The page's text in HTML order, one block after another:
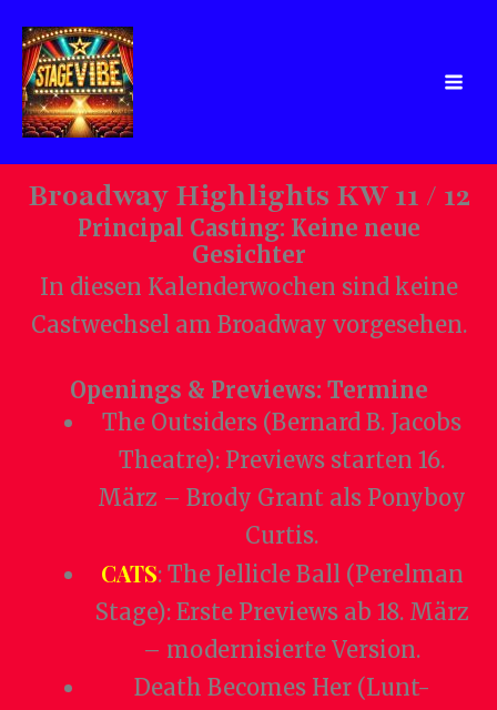
Inhalt
springen
Broadway Highlights KW 11 / 12
Principal Casting: Keine neue
Gesichter
In diesen Kalenderwochen sind keine
Castwechsel am Broadway vorgesehen.
Openings & Previews: Termine
The Outsiders (Bernard B. Jacobs
Theatre): Previews starten 16.
März – Brody Grant als Ponyboy
Curtis.
CATS: The Jellicle Ball (Perelman
Stage): Erste Previews ab 18. März
– modernisierte Version.
Death Becomes Her (Lunt-